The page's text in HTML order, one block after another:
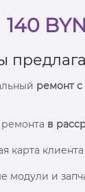
140 BYN
ремонт с
в
карта
модули и